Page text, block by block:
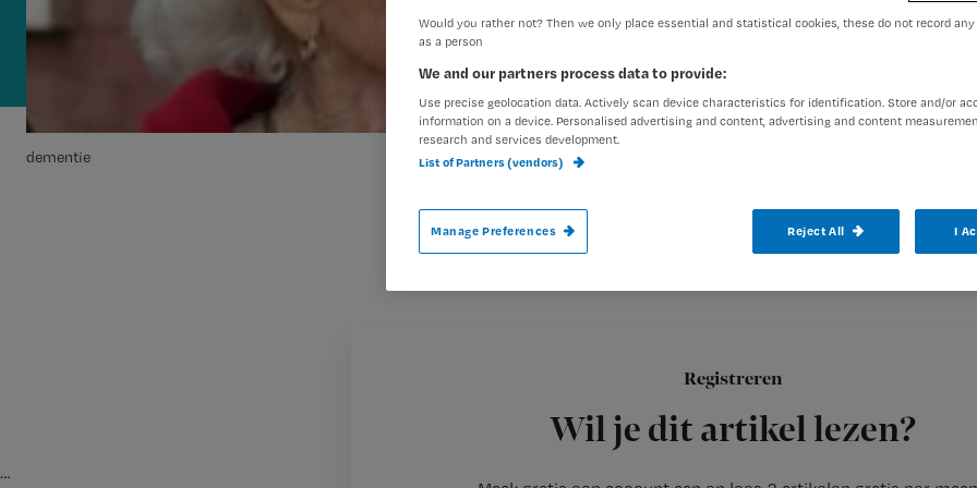
dementie
Auteur:
Registreren
Wil je dit artikel lezen?
Mensen die slaappillen innemen,
Dit zeggen wetenschappers na onderzoek aan Harvard
…
Would you rather not? Then we only place essential and statistical cookies, these do not record
as a person
We and our partners process data to provide:
Use precise geolocation data. Actively scan device characteristics for identification. Store and/or
information on a device. Personalised advertising and content, advertising and content
research and services development.
List of Partners (vendors)
Manage Preferences Reject All I